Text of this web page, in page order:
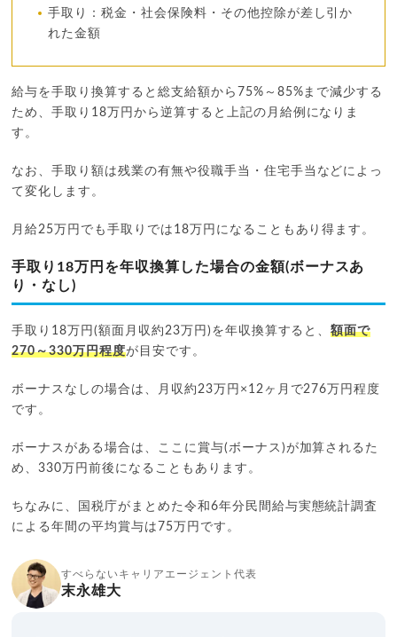
手取り：税金・社会保険料・その他控除が差し引か
れた金額
給与を手取り換算すると総支給額から75%～85%まで減少する
ため、手取り18万円から逆算すると上記の月給例になりま
す。
なお、手取り額は残業の有無や役職手当・住宅手当などによっ
て変化します。
月給25万円でも手取りでは18万円になることもあり得ます。
手取り18万円を年収換算した場合の金額(ボーナスあ
り・なし)
手取り18万円(額面月収約23万円)を年収換算すると、額面で
270～330万円程度が目安です。
ボーナスなしの場合は、月収約23万円×12ヶ月で276万円程度
です。
ボーナスがある場合は、ここに賞与(ボーナス)が加算されるた
め、330万円前後になることもあります。
ちなみに、国税庁がまとめた令和6年分民間給与実態統計調査
による年間の平均賞与は75万円です。
すべらないキャリアエージェント代表
末永雄大